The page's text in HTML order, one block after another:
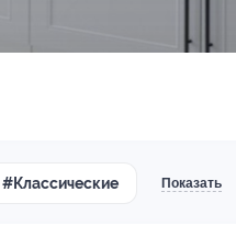
#Классические Показать